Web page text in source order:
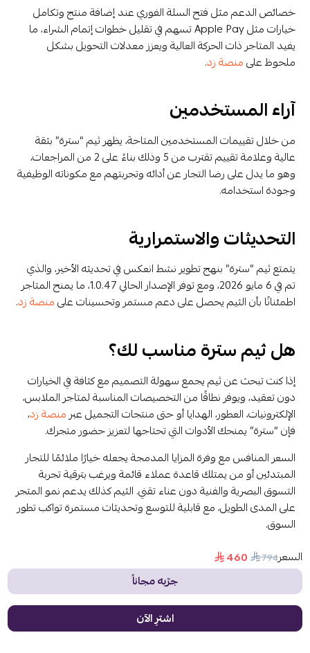
السعر794
460
جرّبه مجاناً
اشترِ الآن
خصائص الدعم مثل فتح السلة الفوري عند إضافة منتج وتكامل
خيارات مثل Apple Pay تسهم في تقليل خطوات إتمام الشراء، ما
يفيد المتاجر ذات الحركة العالية ويعزز معدلات التحويل بشكل
ملحوظ علىمنصة زد.
آراء المستخدمين
من خلال تقييمات المستخدمين المتاحة، يظهر ثيم “سترة” بثقة
عالية وعلامة تقييم تقترب من 5 وذلك بناءً على 2 من المراجعات،
وهو ما يدل على رضا التجار عن أدائه وتجربتهم مع مكوناته الوظيفية
وجودة استخدامه.
التحديثات والاستمرارية
يتمتع ثيم “سترة” بنهج تطوير نشط انعكس في تحديثه الأخير، والذي
تم في 6 مايو 2026، ومع توفر الإصدار الحالي 1.0.47، ما يمنح المتاجر
اطمئنانًا بأن الثيم يحصل على دعم مستمر وتحسينات علىمنصة زد.
هل ثيم سترة مناسب لك؟
إذا كنت تبحث عن ثيم يجمع سهولة التصميم مع كثافة في الخيارات
دون تعقيد، ويوفر نطاقًا من التخصيصات المناسبة لمتاجر الملابس،
الإلكترونيات، العطور، الهدايا أو حتى منتجات التجميل عبرمنصة زد،
فإن “سترة” يمنحك الأدوات التي تحتاجها لتعزيز حضور متجرك.
السعر المنافس مع وفرة المزايا المدمجة يجعله خيارًا ملائمًا للتجار
المبتدئين أو من يمتلك قاعدة عملاء قائمة ويرغب بترقية تجربة
التسوق البصرية والفنية دون عناء تقني. الثيم كذلك يدعم نمو المتجر
على المدى الطويل، مع قابلية للتوسع وتحديثات مستمرة تواكب تطور
السوق.